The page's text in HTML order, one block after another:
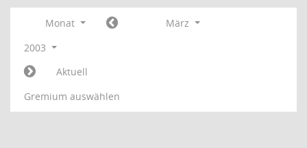
Monat
März
2003
Aktuell
Gremium auswählen